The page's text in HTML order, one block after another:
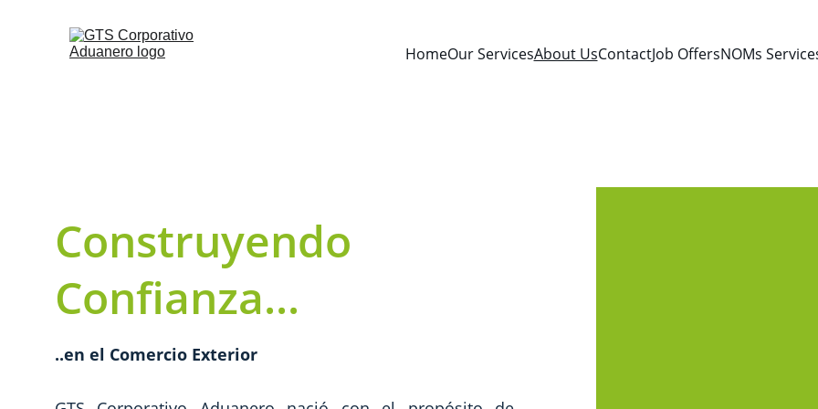
HomeOur ServicesAbout UsContactJob OffersNOMs
Construyendo
Confianza...
..en el Comercio Exterior